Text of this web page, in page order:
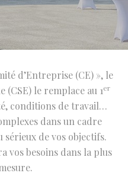
d’Entreprise (CE) », le
(CSE) le remplace au 1er
conditions de travail…
dans un cadre
sérieux de vos objectifs.
vos besoins dans la plus